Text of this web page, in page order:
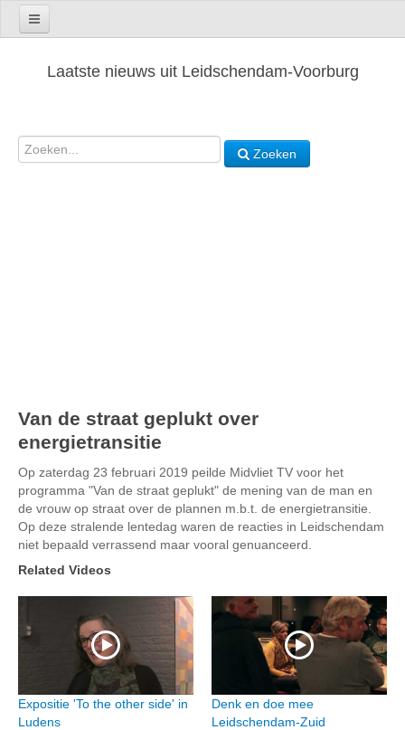
Laatste nieuws uit Leidschendam-Voorburg
Zoeken
Van de straat geplukt over
energietransitie
Op zaterdag 23 februari 2019 peilde Midvliet TV voor het
programma "Van de straat geplukt" de mening van de man en
de vrouw op straat over de plannen m.b.t. de energietransitie.
Op deze stralende lentedag waren de reacties in Leidschendam
niet bepaald verrassend maar vooral genuanceerd.
Related Videos
Expositie 'To the other side' in
Ludens
Denk en doe mee
Leidschendam-Zuid